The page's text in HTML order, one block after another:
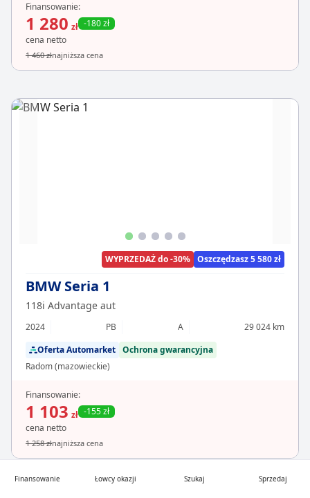
Finansowanie:
1 280 zł -180 zł
cena netto
1 460 złnajniższa cena
WYPRZEDAŻ do -30% Oszczędzasz 5 580 zł
BMW Seria 1
118i Advantage aut
2024 PB A
29 024 km
Oferta Automarket Ochrona gwarancyjna
Radom (mazowieckie)
Finansowanie:
1 103 zł -155 zł
cena netto
1 258 złnajniższa cena
Finansowanie Łowcy okazji Szukaj Sprzedaj